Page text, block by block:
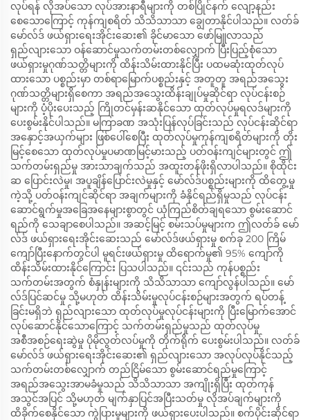
လုပ်ရန် လိုအပ်သော လုပ်အားနာရီများကို တစ်ပြိုင်နက် လျော့နည်း
စေသောကြောင့် ကုန်ကျစရိတ် သိသိသာသာ ချွေတာနိုင်ပါသည်။ လတ်ခ်
မော်လ်ဒ် ဖယ်ရှားရေးအိုင်းဆေး၏ ခိုင်မာသော ဖော်မြူလာသည်
ရှည်လျားသော ဝန်ဆောင်မှုသက်တမ်းတစ်လျှောက် ပြီးပြည့်စုံသော
ဖယ်ရှားမှုဂုဏ်သတ္တိများကို ထိန်းသိမ်းထားနိုင်ပြီး ပထမဆုံးထုတ်လုပ်
ထားသော ပစ္စည်းမှာ တစ်ရာမြောက်ပစ္စည်းနှင့် အတူတူ အရည်အသွေး
ဂုဏ်သတ္တိများရှိစေကာ အရည်အသွေးထိန်းချုပ်မှုဆိုင်ရာ လုပ်ငန်းစဉ်
များကို ပံ့ပိုးပေးသည့် ကြိုတင်မှန်းဆနိုင်သော ထုတ်လုပ်မှုရလဒ်များကို
ပေးစွမ်းနိုင်ပါသည်။ မကြာခဏ အသုံးပြန်လုပ်ခြင်းသည် လုပ်ငန်းဆိုင်ရာ
အနှောင့်အယှက်များ ဖြစ်ပေါ်စေပြီး ထုတ်လုပ်မှုကုန်ကျစရိတ်များကို တိုး
မြင့်စေသော ထုတ်လုပ်မှုပမာဏမြင့်မားသည့် ပတ်ဝန်းကျင်များတွင် ဤ
သက်တမ်းရှည်မှု အားသာချက်သည် အထူးတန်ဖိုးရှိလာပါသည်။ စိုထိုင်း
ဆ ပြောင်းလဲမှု၊ အပူချိန်ပြောင်းလဲမှုနှင့် မော်လ်ဒ်ပစ္စည်းများကို ထိတွေ့မှု
ကဲ့သို့ ပတ်ဝန်းကျင်ဆိုင်ရာ အချက်များကို ခံနိုင်ရည်ရှိမှုသည် လုပ်ငန်း
ဆောင်ရွက်မှုအခြေအနေများစွာတွင် ယုံကြည်စိတ်ချရသော စွမ်းဆောင်
ရည်ကို သေချာစေပါသည်။ အဆင့်မြင့် စမ်းသပ်မှုများက ဤလတ်ခ် မော်
လ်ဒ် ဖယ်ရှားရေးအိုင်းဆေးသည် မော်လ်ဒ်ဖယ်ရှားမှု စက်ခု 200 ကြိမ်
ကျော်ပြီးနောက်တွင်ပါ မူရင်းဖယ်ရှားမှု ထိရောက်မှု၏ 95% ကျော်ကို
ထိန်းသိမ်းထားနိုင်ကြောင်း ပြသပါသည်။ ၎င်းသည် ကုန်ပစ္စည်း
သက်တမ်းအတွက် စံနှုန်းများကို သိသိသာသာ ကျော်လွန်ပါသည်။ မော်
လ်ဒ်ပြင်ဆင်မှု သို့မဟုတ် ထိန်းသိမ်းမှုလုပ်ငန်းစဉ်များအတွက် ရပ်တန့်
ခြင်းမရှိဘဲ ရှည်လျားသော ထုတ်လုပ်မှုလုပ်ငန်းများကို ပြီးမြောက်အောင်
လုပ်ဆောင်နိုင်သောကြောင့် သက်တမ်းရှည်မှုသည် ထုတ်လုပ်မှု
အစီအစဉ်ရေးဆွဲမှု ပိုမိုလွတ်လပ်မှုကို တိုက်ရိုက် ပေးစွမ်းပါသည်။ လတ်ခ်
မော်လ်ဒ် ဖယ်ရှားရေးအိုင်းဆေး၏ ရှည်လျားသော အလုပ်လုပ်နိုင်သည့်
သက်တမ်းတစ်လျှောက် တည်ငြိမ်သော စွမ်းဆောင်ရည်မှုကြောင့်
အရည်အသွေးအာမခံမှုသည် သိသိသာသာ အကျိုးရှိပြီး ထုတ်ကုန်
အသွင်အပြင် သို့မဟုတ် မျက်နှာပြင်အပြီးသတ်မှု လိုအပ်ချက်များကို
ထိခိုက်စေနိုင်သော ကွဲပြားမှုများကို ဖယ်ရှားပေးပါသည်။ စက်ပိုင်းဆိုင်ရာ